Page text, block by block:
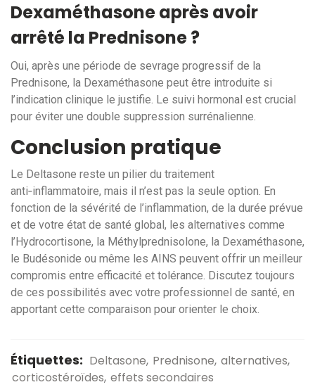
Dexaméthasone après avoir
arrêté la Prednisone ?
Oui, après une période de sevrage progressif de la
Prednisone, la Dexaméthasone peut être introduite si
l’indication clinique le justifie. Le suivi hormonal est crucial
pour éviter une double suppression surrénalienne.
Conclusion pratique
Le Deltasone reste un pilier du traitement
anti‑inflammatoire, mais il n’est pas la seule option. En
fonction de la sévérité de l’inflammation, de la durée prévue
et de votre état de santé global, les alternatives comme
l’Hydrocortisone, la Méthylprednisolone, la Dexaméthasone,
le Budésonide ou même les AINS peuvent offrir un meilleur
compromis entre efficacité et tolérance. Discutez toujours
de ces possibilités avec votre professionnel de santé, en
apportant cette comparaison pour orienter le choix.
Étiquettes: Deltasone Prednisone alternatives
corticostéroïdes effets secondaires